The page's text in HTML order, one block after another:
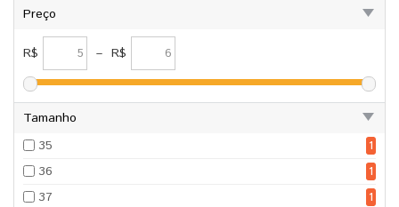
Preço
R$ – R$
Tamanho
35
1
36
1
37
1